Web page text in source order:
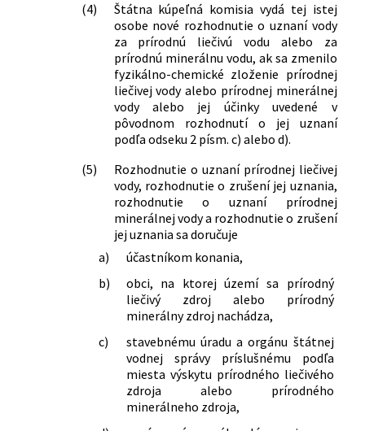
(4)
Štátna kúpeľná komisia vydá tej istej
osobe nové rozhodnutie o uznaní vody
za prírodnú liečivú vodu alebo za
prírodnú minerálnu vodu, ak sa zmenilo
fyzikálno-chemické zloženie prírodnej
liečivej vody alebo prírodnej minerálnej
vody alebo jej účinky uvedené v
pôvodnom rozhodnutí o jej uznaní
podľa odseku 2 písm. c) alebo d).
(5)
Rozhodnutie o uznaní prírodnej liečivej
vody, rozhodnutie o zrušení jej uznania,
rozhodnutie o uznaní prírodnej
minerálnej vody a rozhodnutie o zrušení
jej uznania sa doručuje
a)
účastníkom konania,
b)
obci, na ktorej území sa prírodný
liečivý zdroj alebo prírodný
minerálny zdroj nachádza,
c)
stavebnému úradu a orgánu štátnej
vodnej správy príslušnému podľa
miesta výskytu prírodného liečivého
zdroja alebo prírodného
minerálneho zdroja,